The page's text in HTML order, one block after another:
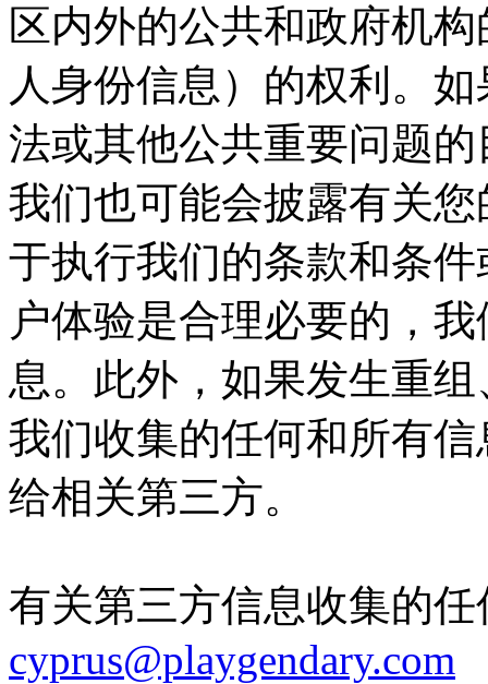
区内外的公共和政府机
人身份信息）的权利。
法或其他公共重要问题
我们也可能会披露有关
于执行我们的条款和条
户体验是合理必要的，
息。此外，如果发生重
我们收集的任何和所有
给相关第三方。
有关第三方信息收集的
cyprus@playgendary.com